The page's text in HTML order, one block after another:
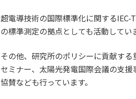
超電導技術の国際標準化に関する
の標準測定の拠点としても活動してい
その他、研究所のポリシーに貢献す
セミナー、太陽光発電国際会議の支
協賛なども行っています。